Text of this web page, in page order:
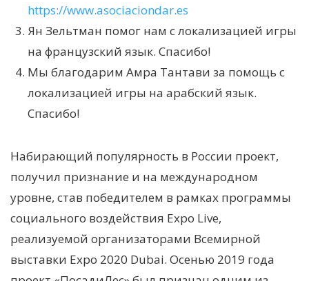
https://www.asociaciondar.es
Ян Зельтман помог нам с локализацией игры
на французский язык. Спасибо!
Мы благодарим Амра Тантави за помощь с
локализацией игры на арабский язык.
Спасибо!
Набирающий популярность в России проект,
получил признание и на международном
уровне, став победителем в рамках программы
социального воздействия Expo Live,
реализуемой организаторами Всемирной
выставки Expo 2020 Dubai. Осенью 2019 года